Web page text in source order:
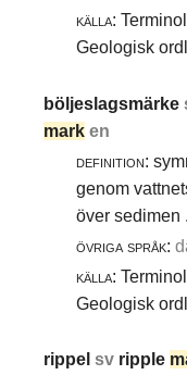
källa:
Geologisk
böljeslagsmärke
mark en
definition:
genom
över sedimen
övriga språk:
källa:
Geologisk
rippelsv ripple